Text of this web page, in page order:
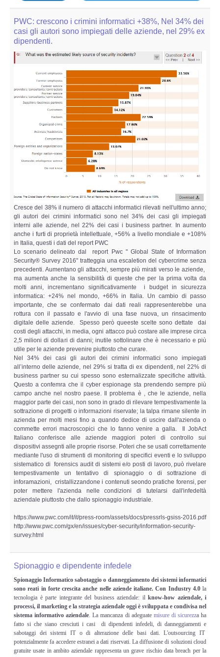
PWC: crescono i crimini informatici +38%, Nel 34% dei
casi gli autori sono impiegati delle aziende, nel 29% ex
dipendenti.
Cresce del 38% il numero di attacchi informatici rilevati nell'ultimo anno;
gli autori dei crimini informatici sono nel 34% dei casi gli impiegati
interni alle aziende, nel 22% dei casi i business partner. In aumento
anche i furti di proprietà intellettuale, +56% a livello mondiale e +108%
in Italia, questi i dati del report PWC
Lo scenario delineato dal report Pwc " Global State of Information
Security® Survey 2016" tratteggia una escaletion del cybercrime senza
precedenti. Aumentano gli attacchi, sempre più mirati verso le aziende,
ma aumenta anche la sensibilità di queste che per la prima volta da
molti anni, incrementano significativamente i budget in sicurezza
informatica: +24% nel mondo, +66% in Italia. Un cambio di passo
importante, che se confermato dai dati reali rappresenterebbe una
rottura con il passato e l'avvio di una fase nuova, un rinsacimento
digitale delle aziende. Spesso però queeste scelte sono dettate dai
costi degli attacchi, in media, ogni attacco può costare alle imprese circa
2,5 milioni di dollari di danni; inutile sottolinare che è necessario e più
utile per le aziende prevenire piuttosto che curare.
Nel 34% dei casi gli autori dei crimini informatici sono impiegati
all’interno delle aziende, nel 29% si tratta di ex dipendenti, nel 22% di
business partner su cui spesso sono esternalizzate specifiche attività.
Questo a confemra che il cyber espionage sta prendendo sempre più
campo anche nel nostro paese. Il problema è , che le aziende, nella
maggior parte dei casi, non sono in grado di rilevare tempestivamente la
sottrazione di progetti o informazioni riservate; la talpa rimane silente in
azienda per molti mesi fino a quando dedice di uscire dall'azienda o
commette errori macroscopici che lo fanno venire a galla. Il JobAct
Italiano conferisce alle aziende maggiori poteri di controllo sui
dispositivi assegnti alle proprie risorse. Poteri che se usati correttamente
mediante l'uso di strumenti di monitoring di specifici eventi e lo sviluppo
sistematico di forensics audit di sistemi e/o posti di lavoro, può rivelare
tempestivamente un tentativo di spionaggio o di sottrazione di
inforamazioni, cristallizzandone i contenuti seondo pratiche forensi, per
poter mettere l'azienda nelle condizioni di tutelarsi dall'infedeltà
aziendale piuttosto che dallo spionaggio industriale.
https://www.pwc.com/it/it/press-room/assets/docs/pressrls-gsiss-2016.pdf
http://www.pwc.com/gx/en/issues/cyber-security/information-security-
survey.html
Spionaggio e dipendente infedele
Spionaggio Informatico sabotaggio o danneggiamento dei sistemi informatici
sono reati in forte crescita anche nelle aziende italiane. Con Industry 4.0la
tecnologia è parte integrante del business aziendale: ilknow-how aziendale, i
processi, il marketing e la strategia aziendale oggi è sviluppata e condivisa nel
sistema informativo aziendale. La mancanza di adeguate misure di sicurezza ha
fatto si che siano cresciuti i casi di dipendenti infedeli, di danneggiamenti e
sabotaggi dei sistemi IT o di alterazione delle basi dati. L'outsourcing IT
potenzialmente fa accedere estranei a dati riservati. La diffusione di soluzioni cloud
gratuite usate in ambito aziendale rappresenta un grave rischio data breach per la